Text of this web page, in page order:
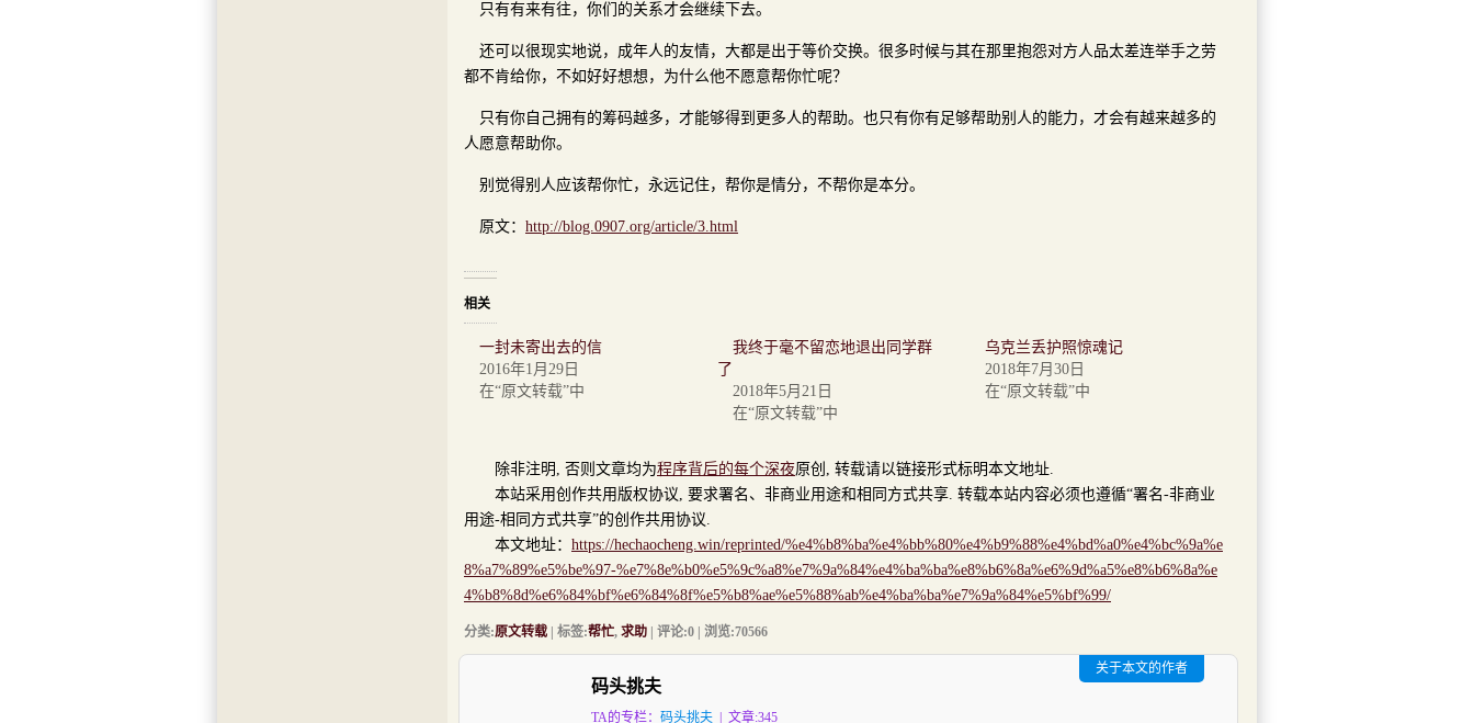
只有有来有往，你们的关系才会继续下去。
还可以很现实地说，成年人的友情，大都是出于等价交换。很多时候与其在那里抱怨对方人品太差连举手之劳
都不肯给你，不如好好想想，为什么他不愿意帮你忙呢？
只有你自己拥有的筹码越多，才能够得到更多人的帮助。也只有你有足够帮助别人的能力，才会有越来越多的
人愿意帮助你。
别觉得别人应该帮你忙，永远记住，帮你是情分，不帮你是本分。
原文： http://blog.0907.org/article/3.html
相关
一封未寄出去的信
2016年1月29日
在“原文转载”中
我终于毫不留恋地退出同学群
了
2018年5月21日
在“原文转载”中
乌克兰丢护照惊魂记
2018年7月30日
在“原文转载”中
除非注明, 否则文章均为程序背后的每个深夜原创, 转载请以链接形式标明本文地址.
本站采用创作共用版权协议, 要求署名、非商业用途和相同方式共享. 转载本站内容必须也遵循“署名-非商业
用途-相同方式共享”的创作共用协议.
本文地址： https://hechaocheng.win/reprinted/%e4%b8%ba%e4%bb%80%e4%b9%88%e4%bd%a0%e4%bc%9a%e
8%a7%89%e5%be%97-%e7%8e%b0%e5%9c%a8%e7%9a%84%e4%ba%ba%e8%b6%8a%e6%9d%a5%e8%b6%8a%e
4%b8%8d%e6%84%bf%e6%84%8f%e5%b8%ae%e5%88%ab%e4%ba%ba%e7%9a%84%e5%bf%99/
分类:原文转载 | 标签:帮忙, 求助 | 评论:0 | 浏览:70566
码头挑夫
TA的专栏： 码头挑夫 | 文章:345
关于本文的作者